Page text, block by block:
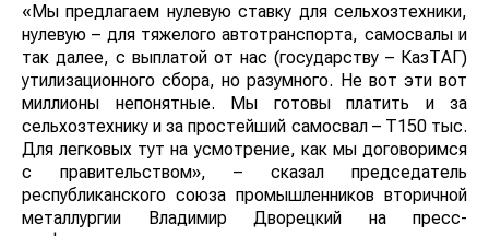
«Мы предлагаем нулевую ставку для сельхозтехники,
нулевую – для тяжелого автотранспорта, самосвалы и
так далее, с выплатой от нас (государству – КазТАГ)
утилизационного сбора, но разумного. Не вот эти вот
миллионы непонятные. Мы готовы платить и за
сельхозтехнику и за простейший самосвал – Т150 тыс.
Для легковых тут на усмотрение, как мы договоримся
с правительством», – сказал председатель
республиканского союза промышленников вторичной
металлургии Владимир Дворецкий на пресс-